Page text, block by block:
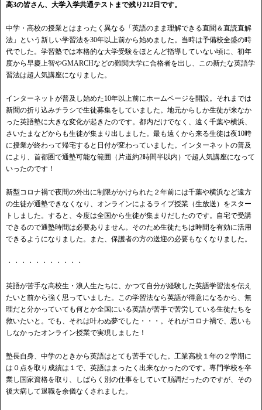
高3の皆さん、大学入学共通テストまで残り212日です。
中学・高校の授業とはまったく異なる「英語のまま理解できる直聞＆直読直解
法」という新しい学習法を30年以上前から始めました。当時は予備校全盛の時
代でした。学習塾では本格的な大学受験をほとんど指導していない頃に、初年
度から早慶上智やGMARCHなどの難関大学に合格者を出し、この新たな英語学
習法は超人気講座になりました。
インターネットが普及し始めた10年以上前にホームページを開設。それまでは
新聞の折り込みチラシで生徒募集をしていました。地元からしか生徒が来なか
った英語塾に大きな変化が起きたのです。都内だけでなく、遠く千葉や横浜、
さいたまなどからも生徒が集まり出しました。最も遠くから来る生徒は夜10時
に授業が終わって帰宅すると日付が変わっていました。インターネットの普及
により、首都圏で通塾可能な範囲（片道約2時間半以内）で超人気講座になって
いったのです！
新型コロナ禍で夜間の外出に制限がかけられた２年前には千葉や横浜など遠方
の生徒が通塾できなくなり、オンラインによるライブ授業（生放送）をスター
トしました。すると、今度は全国から生徒が集まりだしたのです。自宅で受講
できるので通塾時間は必要ありません。そのため生徒たちは時間を有効に活用
できるようになりました。また、保護者の方の送迎の必要もなくなりました。
・・・・・・・・・・・
英語が苦手な高校生・浪人生たちに、かつて自分が経験した英語学習法を伝え
たいと前から強く思っていました。この学習法なら英語が得意になるから、無
理だと分かっていても何とか全国にいる英語が苦手で苦労している生徒たちを
救いたいと。でも、それは叶わぬ夢でした・・・。それがコロナ禍で、思いも
しなかったオンライン授業で実現しました！
塾長自身、中学のときから英語はとても苦手でした。工業高校１年の２学期に
は０点を取り成績は１で、英語はまったく出来なかったのです。専門学校を卒
業し国家資格を取り、しばらく別の仕事をしていて順調だったのですが、その
後大病して退職を余儀なくされました。